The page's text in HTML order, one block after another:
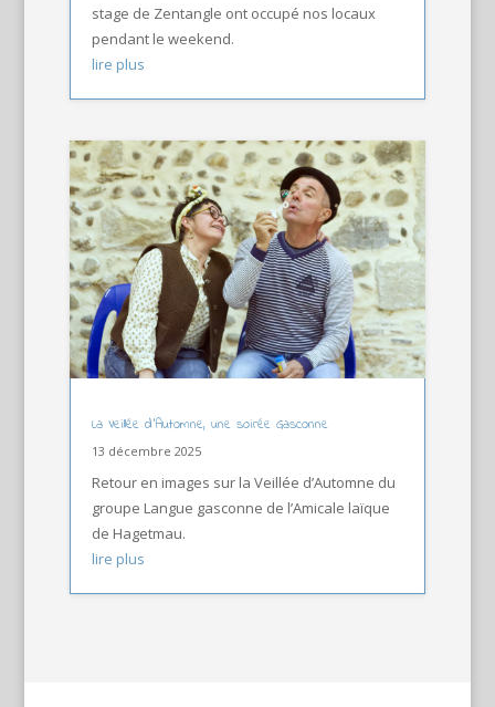
stage de Zentangle ont occupé nos locaux
pendant le weekend.
lire plus
La Veillée d’Automne, une soirée Gasconne
13 décembre 2025
Retour en images sur la Veillée d’Automne du
groupe Langue gasconne de l’Amicale laïque
de Hagetmau.
lire plus